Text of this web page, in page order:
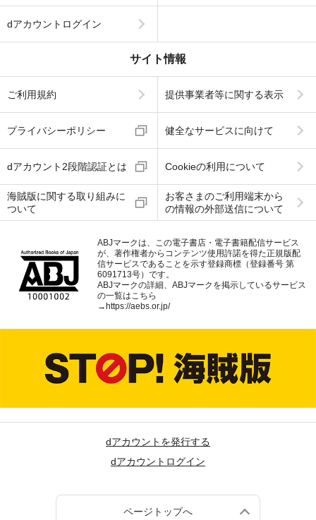
dアカウントログイン
サイト情報
ご利用規約 提供事業者等に関する表示
プライバシーポリシー 健全なサービスに向けて
dアカウント2段階認証とは Cookieの利用について
海賊版に関する取り組みに
ついて
お客さまのご利用端末から
の情報の外部送信について
ABJマークは、この電子書店・電子書籍配信サービス
が、著作権者からコンテンツ使用許諾を得た正規版配
信サービスであることを示す登録商標（登録番号 第
6091713号）です。
ABJマークの詳細、ABJマークを掲示しているサービス
の一覧はこちら
→ https://aebs.or.jp/
dアカウントを発行する
dアカウントログイン
ページトップへ